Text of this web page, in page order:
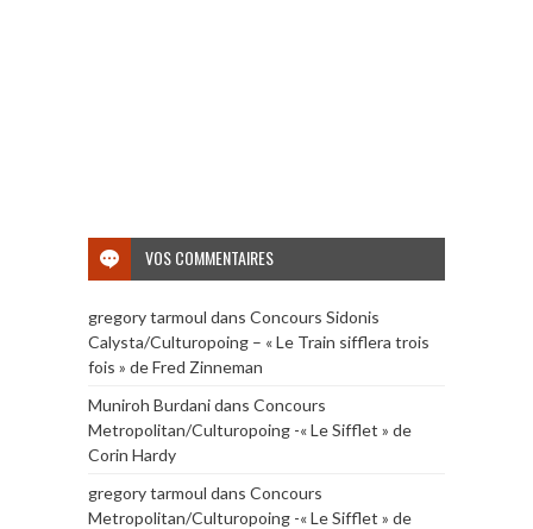
VOS COMMENTAIRES
gregory tarmoul dans Concours Sidonis
Calysta/Culturopoing – « Le Train sifflera trois
fois » de Fred Zinneman
Muniroh Burdanidans Concours
Metropolitan/Culturopoing -« Le Sifflet » de
Corin Hardy
gregory tarmoul dans Concours
Metropolitan/Culturopoing -« Le Sifflet » de